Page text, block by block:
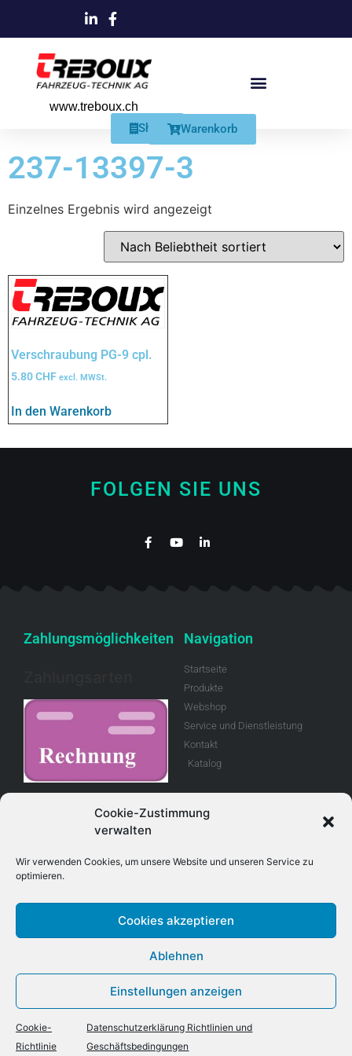
Cookie-Zustimmung
verwalten
Wir verwenden Cookies, um unsere Website und unseren Service zu
optimieren.
Cookies akzeptieren
Ablehnen
Einstellungen anzeigen
Cookie-
Richtlinie
Datenschutzerklärung Richtlinien und
Geschäftsbedingungen
www.treboux.ch
Shop Warenkorb
237-13397-3
Einzelnes Ergebnis wird angezeigt
Verschraubung PG-9 cpl.
5.80CHF excl. MWSt.
In den Warenkorb
FOLGEN SIE UNS
Zahlungsmöglichkeiten
Geschäftsbedingungen
Retouren
Navigation
Startseite
Produkte
Webshop
Service und Dienstleistung
Kontakt
Katalog
Adresse
Treboux Fahrzeug - Technik AG
3076 Worb
Kontakt
Telefon: +41 (0)33 221 98 44
Mobile +41 (0)79 403 8 403